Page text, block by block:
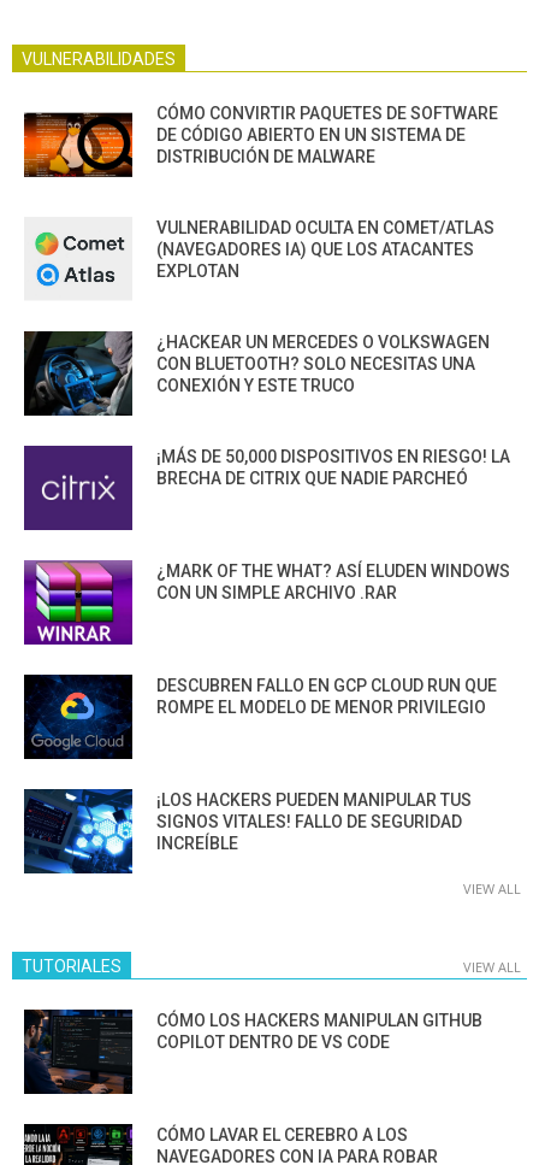
VULNERABILIDADES
CÓMO CONVIRTIR PAQUETES DE SOFTWARE
DE CÓDIGO ABIERTO EN UN SISTEMA DE
DISTRIBUCIÓN DE MALWARE
VULNERABILIDAD OCULTA EN COMET/ATLAS
(NAVEGADORES IA) QUE LOS ATACANTES
EXPLOTAN
¿HACKEAR UN MERCEDES O VOLKSWAGEN
CON BLUETOOTH? SOLO NECESITAS UNA
CONEXIÓN Y ESTE TRUCO
¡MÁS DE 50,000 DISPOSITIVOS EN RIESGO! LA
BRECHA DE CITRIX QUE NADIE PARCHEÓ
¿MARK OF THE WHAT? ASÍ ELUDEN WINDOWS
CON UN SIMPLE ARCHIVO .RAR
DESCUBREN FALLO EN GCP CLOUD RUN QUE
ROMPE EL MODELO DE MENOR PRIVILEGIO
¡LOS HACKERS PUEDEN MANIPULAR TUS
SIGNOS VITALES! FALLO DE SEGURIDAD
INCREÍBLE
VIEW ALL
TUTORIALES VIEW ALL
CÓMO LOS HACKERS MANIPULAN GITHUB
COPILOT DENTRO DE VS CODE
CÓMO LAVAR EL CEREBRO A LOS
NAVEGADORES CON IA PARA ROBAR